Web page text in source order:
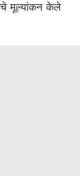
मूल्यांकन केले